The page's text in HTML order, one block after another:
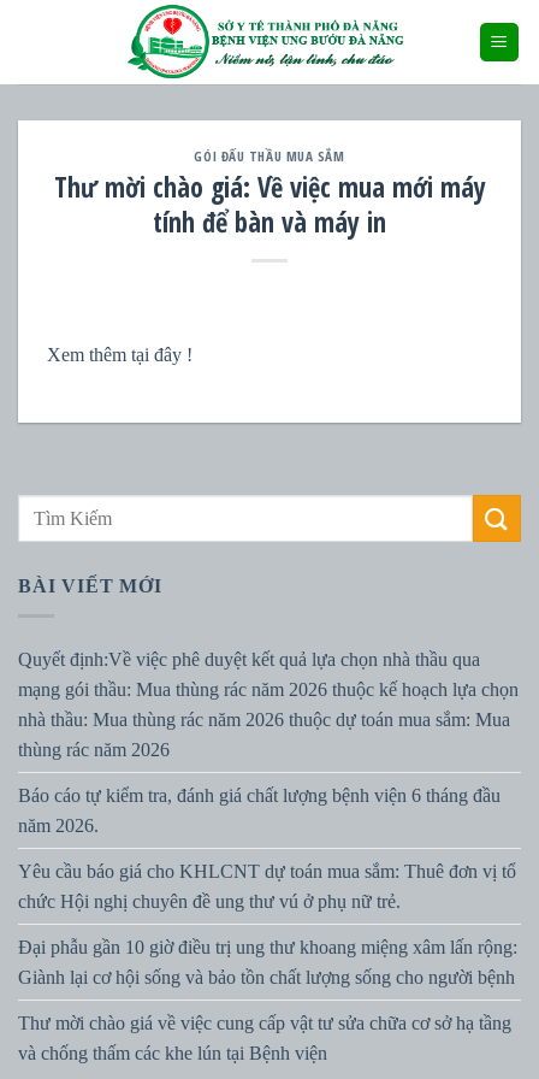
GÓI ĐẤU THẦU MUA SẮM
Thư mời chào giá: Về việc mua mới máy
tính để bàn và máy in
Xem thêm tại đây !
BÀI VIẾT MỚI
Quyết định:Về việc phê duyệt kết quả lựa chọn nhà thầu qua
mạng gói thầu: Mua thùng rác năm 2026 thuộc kế hoạch lựa chọn
nhà thầu: Mua thùng rác năm 2026 thuộc dự toán mua sắm: Mua
thùng rác năm 2026
Báo cáo tự kiểm tra, đánh giá chất lượng bệnh viện 6 tháng đầu
năm 2026.
Yêu cầu báo giá cho KHLCNT dự toán mua sắm: Thuê đơn vị tổ
chức Hội nghị chuyên đề ung thư vú ở phụ nữ trẻ.
Đại phẫu gần 10 giờ điều trị ung thư khoang miệng xâm lấn rộng:
Giành lại cơ hội sống và bảo tồn chất lượng sống cho người bệnh
Thư mời chào giá về việc cung cấp vật tư sửa chữa cơ sở hạ tầng
và chống thấm các khe lún tại Bệnh viện